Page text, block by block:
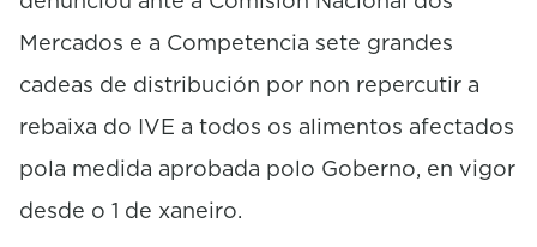
Mercados e a Competencia sete grandes
cadeas de distribución por non repercutir a
rebaixa do IVE a todos os alimentos afectados
pola medida aprobada polo Goberno, en vigor
desde o 1 de xaneiro.